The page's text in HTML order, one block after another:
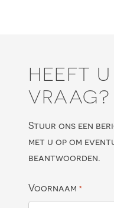
HEEFT U
VRAAG?
Stuur ons een
met u op om
beantwoorden.
Voornaam *